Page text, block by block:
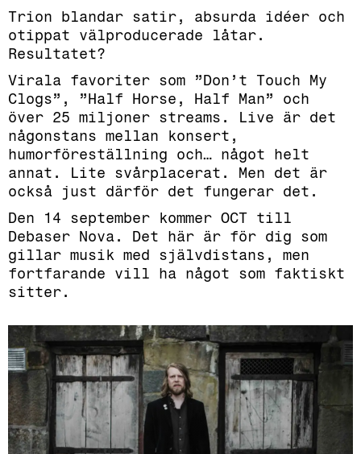
Trion blandar satir, absurda idéer och
otippat välproducerade låtar.
Resultatet?
Virala favoriter som ”Don’t Touch My
Clogs”, ”Half Horse, Half Man” och
över 25 miljoner streams. Live är det
någonstans mellan konsert,
humorföreställning och… något helt
annat. Lite svårplacerat. Men det är
också just därför det fungerar det.
Den 14 september kommer OCT till
Debaser Nova. Det här är för dig som
gillar musik med självdistans, men
fortfarande vill ha något som faktiskt
sitter.